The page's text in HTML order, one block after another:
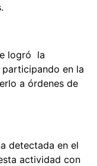
logró la
en la
a órdenes de
detectada en el
actividad con